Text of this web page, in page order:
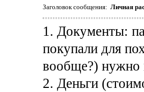
Заголовок сообщения: Личная
1. Документы:
покупали для
вообще?) нужно
2. Деньги